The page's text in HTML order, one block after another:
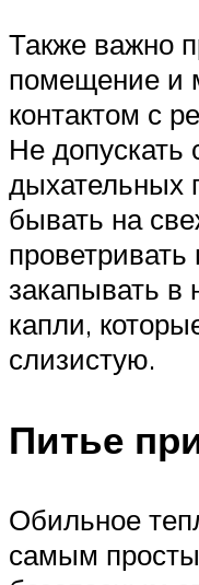
Также важно
помещение и
контактом с
Не допускать
дыхательных
бывать на
закапывать в
капли,
слизистую.
Питье
Обильное
самым